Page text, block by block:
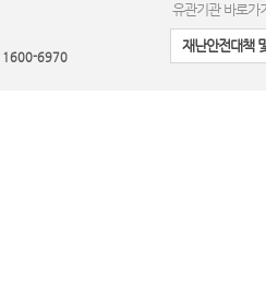
유관기관 바로가기
재난안전대책
1600-6970